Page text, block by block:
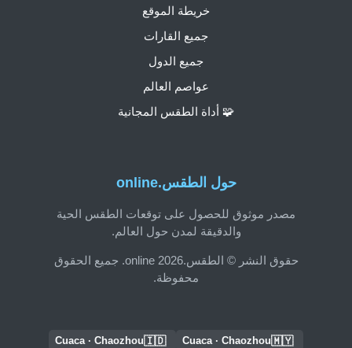
حول الطقس.online
مصدر موثوق للحصول على توقعات الطقس الحية
والدقيقة لمدن حول العالم.
حقوق النشر © الطقس.online 2026. جميع الحقوق
محفوظة.
خريطة الموقع
جميع القارات
جميع الدول
عواصم العالم
🧩 أداة الطقس المجانية
🇲🇾
Cuaca · Chaozhou
🇮🇩
Cuaca · Chaozhou